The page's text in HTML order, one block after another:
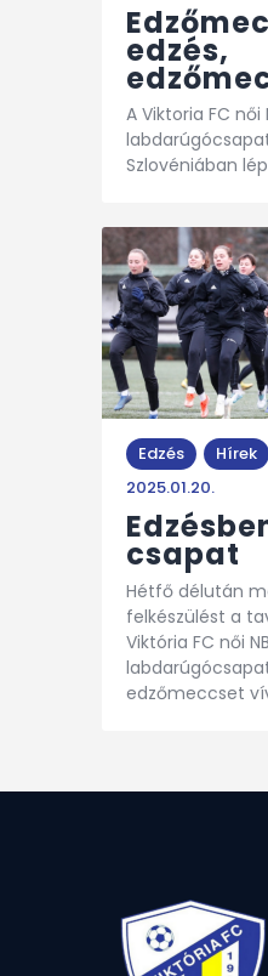
edzés,
A Viktoria FC női
Szlovéniában
Edzés Hírek
2025.01.20.
csapat
Hétfő délután
felkészülést a
Viktória FC női
edzőmeccset